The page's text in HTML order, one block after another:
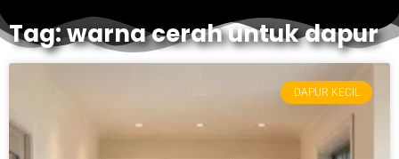
Tag: warna cerah untuk dapur
DAPUR KECIL